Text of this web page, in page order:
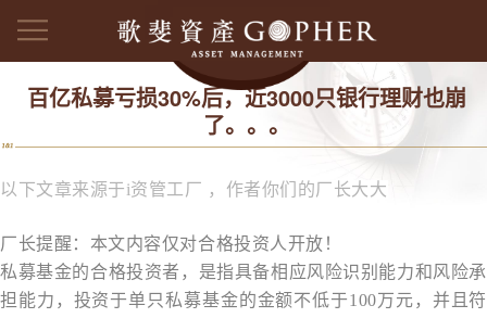
百亿私募亏损30%后，近3000只银行理财也崩
了。。。
以下文章来源于i资管工厂 ，作者你们的厂长大大
厂长提醒：本文内容仅对合格投资人开放！
私募基金的合格投资者，是指具备相应风险识别能力和风险承
担能力，投资于单只私募基金的金额不低于100万元，并且符